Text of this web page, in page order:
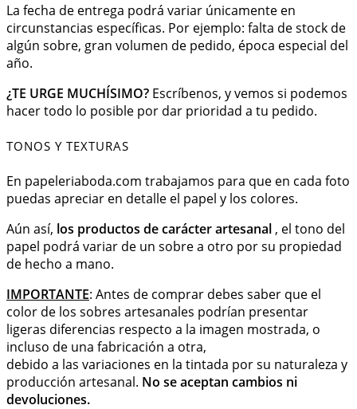
La fecha de entrega podrá variar únicamente en
circunstancias específicas. Por ejemplo: falta de stock de
algún sobre, gran volumen de pedido, época especial del
año.
¿TE URGE MUCHÍSIMO? Escríbenos, y vemos si podemos
hacer todo lo posible por dar prioridad a tu pedido.
TONOS Y TEXTURAS
En papeleriaboda.com trabajamos para que en cada foto
puedas apreciar en detalle el papel y los colores.
Aún así, los productos de carácter artesanal , el tono del
papel podrá variar de un sobre a otro por su propiedad
de hecho a mano.
IMPORTANTE: Antes de comprar debes saber que el
color de los sobres artesanales podrían presentar
ligeras diferencias respecto a la imagen mostrada, o
incluso de una fabricación a otra,
debido a las variaciones en la tintada por su naturaleza y
producción artesanal. No se aceptan cambios ni
devoluciones.